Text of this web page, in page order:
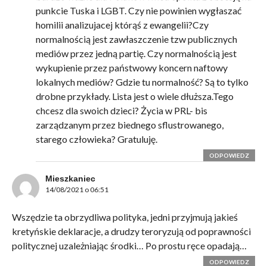
punkcie Tuska i LGBT. Czy nie powinien wygłaszać
homilii analizujacej którąś z ewangelii?Czy
normalnością jest zawłaszczenie tzw publicznych
mediów przez jedną partię. Czy normalnością jest
wykupienie przez państwowy koncern naftowy
lokalnych mediów? Gdzie tu normalność? Są to tylko
drobne przykłady. Lista jest o wiele dłuższa.Tego
chcesz dla swoich dzieci? Życia w PRL- bis
zarządzanym przez biednego sflustrowanego,
starego człowieka? Gratuluję.
ODPOWIEDZ
Mieszkaniec
14/08/2021 o 06:51
Wszędzie ta obrzydliwa polityka, jedni przyjmują jakieś
kretyńskie deklaracje, a drudzy teroryzują od poprawności
politycznej uzależniając środki… Po prostu ręce opadają…
ODPOWIEDZ